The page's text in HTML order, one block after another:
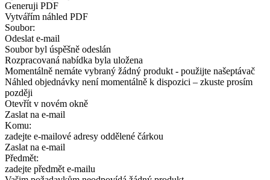
Generuji PDF
Vytvářím náhled PDF
Soubor:
Odeslat e-mail
Soubor byl úspěšně odeslán
Rozpracovaná nabídka byla uložena
Momentálně nemáte vybraný žádný produkt - použijte našeptávač
Náhled objednávky není momentálně k dispozici – zkuste prosím
později
Otevřít v novém okně
Zaslat na e-mail
Komu:
zadejte e-mailové adresy oddělené čárkou
Zaslat na e-mail
Předmět:
zadejte předmět e-mailu